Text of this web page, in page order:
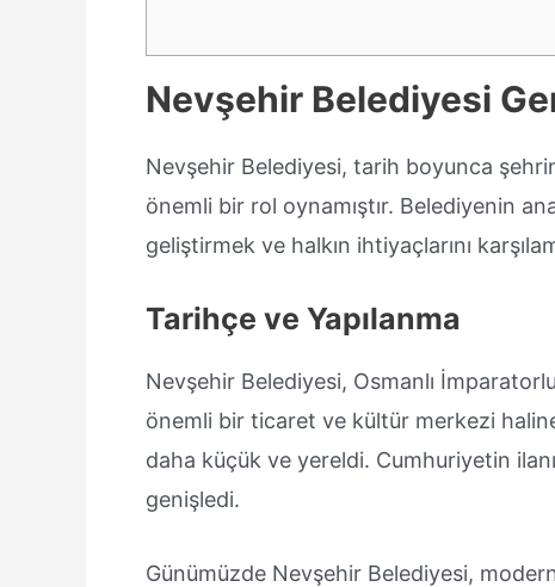
Nevşehir Belediyesi
Nevşehir Belediyesi, tarih boyunca
önemli bir rol oynamıştır. Belediyenin
geliştirmek ve halkın ihtiyaçlarını
Tarihçe ve Yapılanma
Nevşehir Belediyesi, Osmanlı
önemli bir ticaret ve kültür merkezi
daha küçük ve yereldi. Cumhuriyetin
genişledi.
Günümüzde Nevşehir Belediyesi,